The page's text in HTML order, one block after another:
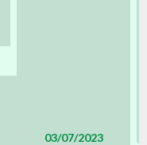
03/07/2023